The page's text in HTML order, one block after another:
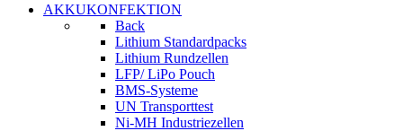
AKKUKONFEKTION
Back
Lithium Standardpacks
Lithium Rundzellen
LFP/ LiPo Pouch
BMS-Systeme
UN Transporttest
Ni-MH Industriezellen